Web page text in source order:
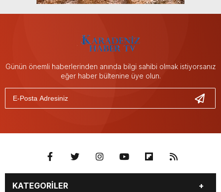
Günün önemli haberlerinden anında bilgi sahibi olmak istiyorsanız
eğer haber bültenine üye olun.
KATEGORİLER